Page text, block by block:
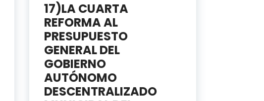
17)LA CUARTA
REFORMA AL
PRESUPUESTO
GENERAL DEL
GOBIERNO
AUTÓNOMO
DESCENTRALIZADO